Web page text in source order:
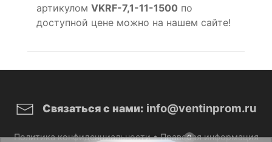
0
артикулом VKRF-7,1-11-1500 по
доступной цене можно на нашем сайте!
Связаться с нами: info@ventinprom.ru
Политика конфиденциальности•Правовая информация